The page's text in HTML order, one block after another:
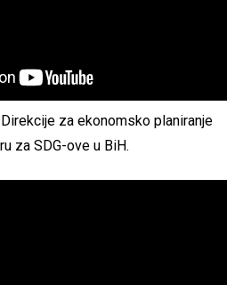
za ekonomsko planiranje
za SDG-ove u BiH.